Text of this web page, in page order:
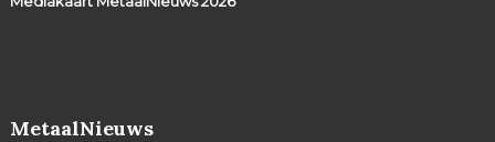
MetaalNieuws